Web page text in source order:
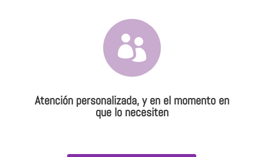

Atención personalizada, y en el momento en
que lo necesiten